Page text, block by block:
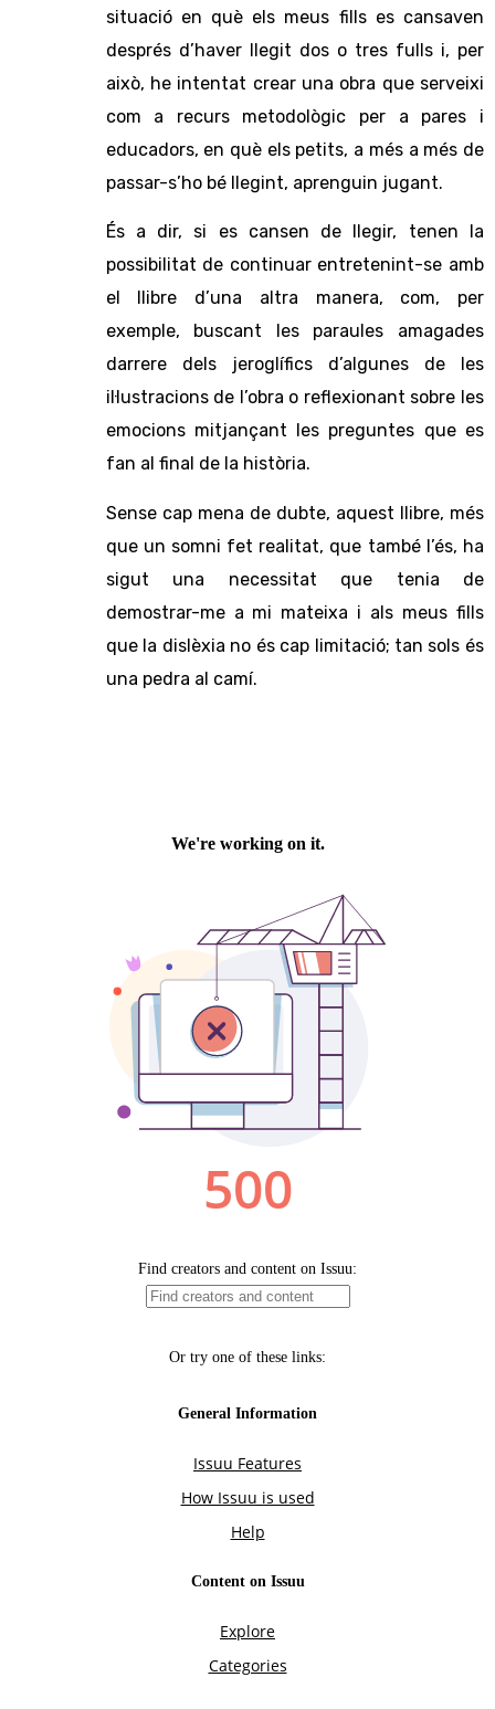
situació en què els meus fills es cansaven
després d’haver llegit dos o tres fulls i, per
això, he intentat crear una obra que serveixi
com a recurs metodològic per a pares i
educadors, en què els petits, a més a més de
passar-s’ho bé llegint, aprenguin jugant.
És a dir, si es cansen de llegir, tenen la
possibilitat de continuar entretenint-se amb
el llibre d’una altra manera, com, per
exemple, buscant les paraules amagades
darrere dels jeroglífics d’algunes de les
il·lustracions de l’obra o reflexionant sobre les
emocions mitjançant les preguntes que es
fan al final de la història.
Sense cap mena de dubte, aquest llibre, més
que un somni fet realitat, que també l’és, ha
sigut una necessitat que tenia de
demostrar-me a mi mateixa i als meus fills
que la dislèxia no és cap limitació; tan sols és
una pedra al camí.